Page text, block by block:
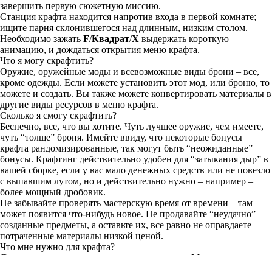
завершить первую сюжетную миссию.
Станция крафта находится напротив входа в первой комнате;
ищите парня склонившегося над длинным, низким столом.
Необходимо зажать F/Квадрат/X выдержать короткую
анимацию, и дождаться открытия меню крафта.
Что я могу скрафтить?
Оружие, оружейные моды и всевозможные виды брони – все,
кроме одежды. Если можете установить этот мод, или броню, то
можете и создать. Вы также можете конвертировать материалы в
другие виды ресурсов в меню крафта.
Сколько я смогу скрафтить?
Беспечно, все, что вы хотите. Чуть лучшее оружие, чем имеете,
чуть “толще” броня. Имейте ввиду, что некоторые бонусы
крафта рандомизированные, так могут быть “неожиданные”
бонусы. Крафтинг действительно удобен для “затыкания дыр” в
вашей сборке, если у вас мало денежных средств или не повезло
с выпавшим лутом, но и действительно нужно – например –
более мощный дробовик.
Не забывайте проверять мастерскую время от времени – там
может появится что-нибудь новое. Не продавайте “неудачно”
созданные предметы, а оставьте их, все равно не оправдаете
потраченные материалы низкой ценой.
Что мне нужно для крафта?